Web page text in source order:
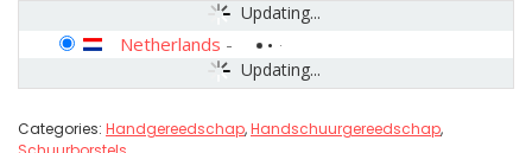
Updating...
Updating...
Netherlands -
Categories: Handgereedschap,Handschuurgereedschap,